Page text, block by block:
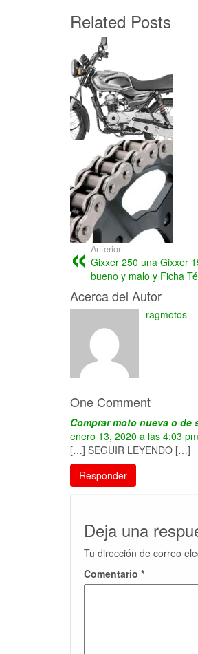
Related Posts
Anterior:
Gixxer 250 una Gixxer
bueno y malo y Ficha
Acerca del Autor
ragmotos
One Comment
Comprar moto nueva o de
enero 13, 2020 a las 4:03 pm
[…] SEGUIR LEYENDO […]
Responder
Deja una
Tu dirección de correo
Comentario *